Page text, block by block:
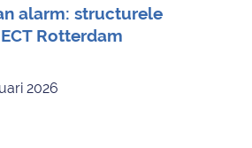
alarm: structurele
Rotterdam
2026